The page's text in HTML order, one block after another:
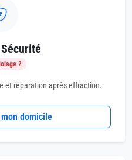
?
et réparation après effraction.
domicile